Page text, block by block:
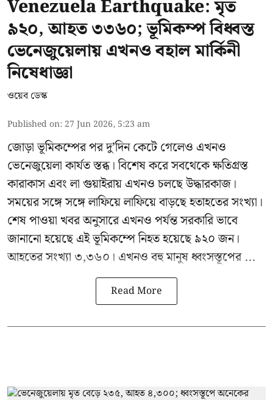
Venezuela Earthquake: মৃত
৯২০, আহত ৩৩৬০; ভূমিকম্প বিধ্বস্ত
ভেনেজুয়েলায় এখনও বহাল মার্কিনী
নিষেধাজ্ঞা
ওয়েব ডেস্ক
Published on: 27 Jun 2026, 5:23 am
জোড়া ভূমিকম্পের পর দু’দিন কেটে গেলেও এখনও
ভেনেজুয়েলাকার্যত স্তব্ধ। বিশেষ করে সবথেকে ক্ষতিগ্রস্ত
কারাকাস এবং লা গুয়াইরায় এখনও চলছে উদ্ধারকাজ।
সময়ের সঙ্গে সঙ্গে লাফিয়ে লাফিয়ে বাড়ছে হতাহতের সংখ্যা।
শেষ পাওয়া খবর অনুসারে এখনও পর্যন্ত সরকারি ভাবে
জানানো হয়েছে এই ভূমিকম্পে নিহত হয়েছে ৯২০ জন।
আহতের সংখ্যা ৩,৩৬০। এখনও বহু মানুষ ধ্বংসস্তূপের ...
Read More